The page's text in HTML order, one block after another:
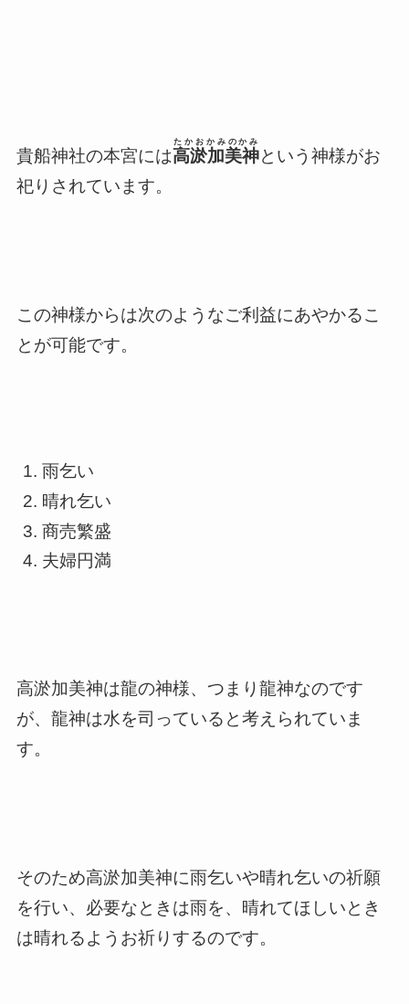
貴船神社の本宮には高淤加美神
たかおかみのかみ
という神様がお
祀りされています。
この神様からは次のようなご利益にあやかるこ
とが可能です。
雨乞い
晴れ乞い
商売繁盛
夫婦円満
高淤加美神は龍の神様、つまり龍神なのです
が、龍神は水を司っていると考えられていま
す。
そのため高淤加美神に雨乞いや晴れ乞いの祈願
を行い、必要なときは雨を、晴れてほしいとき
は晴れるようお祈りするのです。